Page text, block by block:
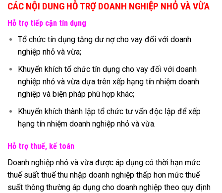
CÁC NỘI DUNG HỖ TRỢ DOANH NGHIỆP NHỎ VÀ VỪA
Hỗ trợ tiếp cận tín dụng
Tổ chức tín dụng tăng dư nợ cho vay đối với doanh
nghiệp nhỏ và vừa;
Khuyến khích tổ chức tín dụng cho vay đối với doanh
nghiệp nhỏ và vừa dựa trên xếp hạng tín nhiệm doanh
nghiệp và biện pháp phù hợp khác;
Khuyến khích thành lập tổ chức tư vấn độc lập để xếp
hạng tín nhiệm doanh nghiệp nhỏ và vừa.
Hỗ trợ thuế, kế toán
Doanh nghiệp nhỏ và vừa được áp dụng có thời hạn mức
thuế suất thuế thu nhập doanh nghiệp thấp hơn mức thuế
suất thông thường áp dụng cho doanh nghiệp theo quy định